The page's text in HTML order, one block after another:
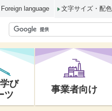
Foreign language 文字サイズ・配
び
ツ
事業者向け